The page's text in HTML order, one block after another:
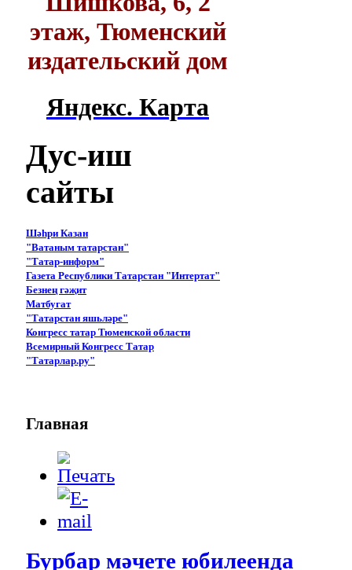
этаж, Тюменский
издательский дом
Яндекс. Карта
Дус-иш
сайты
Шәһри Казан
"Ватаным татарстан"
"Татар-информ"
Газета Республики Татарстан "Интертат"
Безнең гәҗит
Матбугат
"Татарстан яшьләре"
Конгресс татар Тюменской области
Всемирный Конгресс Татар
"Татарлар.ру"
Главная
Бурбар мәчете юбилеенда